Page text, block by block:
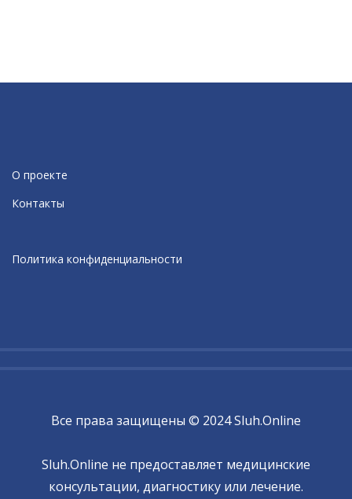
О проекте
Контакты
Политика конфиденциальности
Все права защищены © 2024 Sluh.Online
Sluh.Online не предоставляет медицинские
консультации, диагностику или лечение.